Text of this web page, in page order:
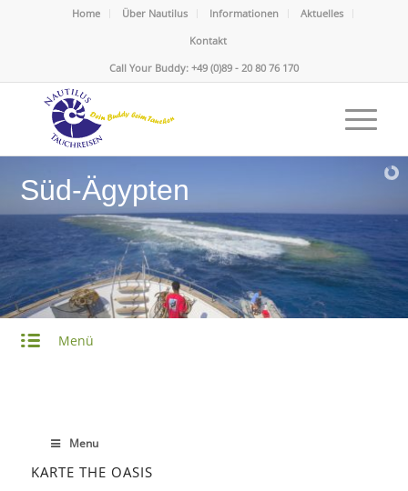
Home Über Nautilus Informationen
Aktuelles
Kontakt
Call Your Buddy: +49 (0)89 - 20 80 76 170
Süd-Ägypten
Menü
Menu
KARTE THE OASIS